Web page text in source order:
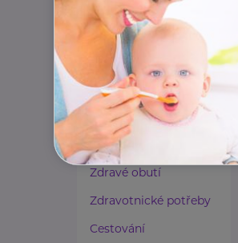
Harmonie duše a těla
Zaměstnávání osob ze
zdravotním
postižením
Lázeňství a wellness
Zdravé spaní a sezení
Zdravé obutí
Zdravotnické potřeby
Cestování